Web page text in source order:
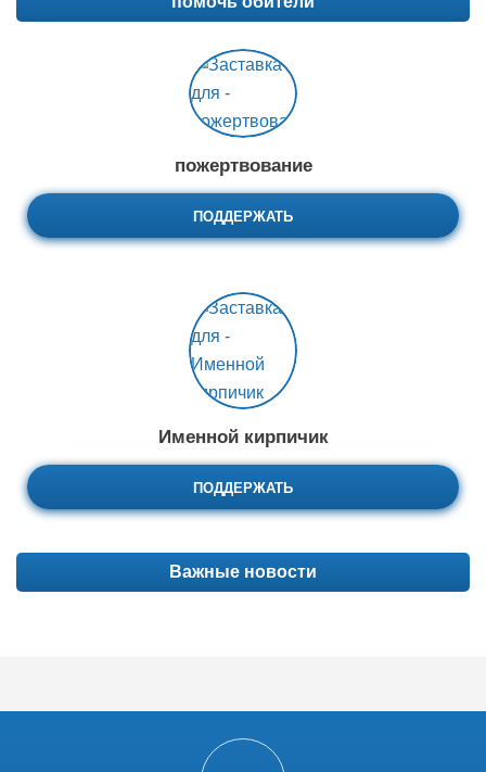
пожертвование
ПОДДЕРЖАТЬ
Именной кирпичик
ПОДДЕРЖАТЬ
Важные новости